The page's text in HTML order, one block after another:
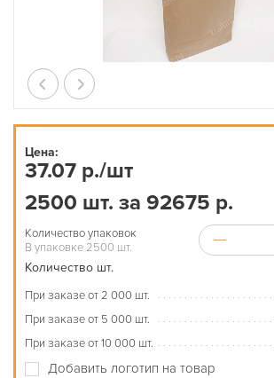
Цена:
37.07 р./шт
2500 шт. за 92675 р.
Количество упаковок
В упаковке 2500 шт.
Количество шт.
При заказе от 2 000 шт.
При заказе от 5 000 шт.
При заказе от 10 000 шт.
Добавить логотип на товар